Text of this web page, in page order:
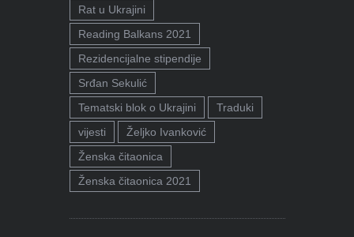
Rat u Ukrajini
Reading Balkans 2021
Rezidencijalne stipendije
Srđan Sekulić
Tematski blok o Ukrajini
Traduki
vijesti
Željko Ivanković
Ženska čitaonica
Ženska čitaonica 2021